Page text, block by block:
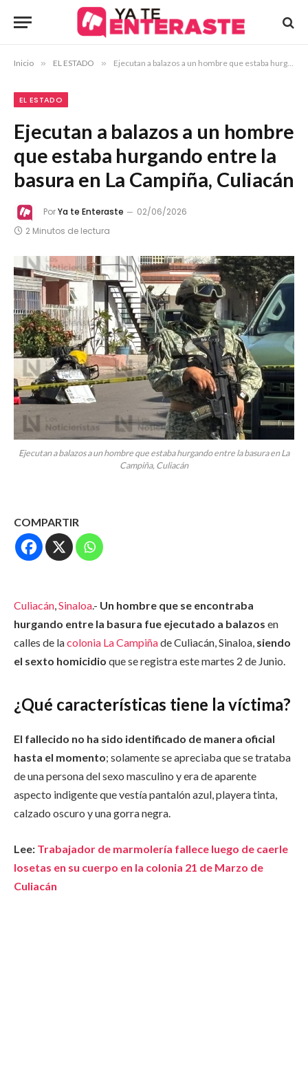
Inicio » EL ESTADO » Ejecutan a balazos a un hombre que estaba hurgando entre la basura en La Campiña, Culiacán
EL ESTADO
Ejecutan a balazos a un hombre
que estaba hurgando entre la
basura en La Campiña, Culiacán
PorYa te Enteraste
02/06/2026
2 Minutos de lectura
Ejecutan a balazos a un hombre que estaba hurgando entre la basura en La
Campiña, Culiacán
COMPARTIR
Culiacán,Sinaloa.- Un hombre que se encontraba
hurgando entre la basura fue ejecutado a balazos en
calles de lacolonia La Campiñade Culiacán, Sinaloa, siendo
el sexto homicidio que se registra este martes 2 de Junio.
¿Qué características tiene la víctima?
El fallecido no ha sido identificado de manera oficial
hasta el momento; solamente se apreciaba que se trataba
de una persona del sexo masculino y era de aparente
aspecto indigente que vestía pantalón azul, playera tinta,
calzado oscuro y una gorra negra.
Lee: Trabajador de marmolería fallece luego de caerle
losetas en su cuerpo en la colonia 21 de Marzo de
Culiacán